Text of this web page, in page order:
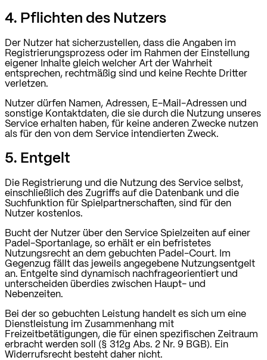
4. Pflichten des Nutzers
Der Nutzer hat sicherzustellen, dass die Angaben im
Registrierungsprozess oder im Rahmen der Einstellung
eigener Inhalte gleich welcher Art der Wahrheit
entsprechen, rechtmäßig sind und keine Rechte Dritter
verletzen.
Nutzer dürfen Namen, Adressen, E-Mail-Adressen und
sonstige Kontaktdaten, die sie durch die Nutzung unseres
Service erhalten haben, für keine anderen Zwecke nutzen
als für den von dem Service intendierten Zweck.
5. Entgelt
Die Registrierung und die Nutzung des Service selbst,
einschließlich des Zugriffs auf die Datenbank und die
Suchfunktion für Spielpartnerschaften, sind für den
Nutzer kostenlos.
Bucht der Nutzer über den Service Spielzeiten auf einer
Padel-Sportanlage, so erhält er ein befristetes
Nutzungsrecht an dem gebuchten Padel-Court. Im
Gegenzug fällt das jeweils angegebene Nutzungsentgelt
an. Entgelte sind dynamisch nachfrageorientiert und
unterscheiden überdies zwischen Haupt- und
Nebenzeiten.
Bei der so gebuchten Leistung handelt es sich um eine
Dienstleistung im Zusammenhang mit
Freizeitbetätigungen, die für einen spezifischen Zeitraum
erbracht werden soll (§ 312g Abs. 2 Nr. 9 BGB). Ein
Widerrufsrecht besteht daher nicht.